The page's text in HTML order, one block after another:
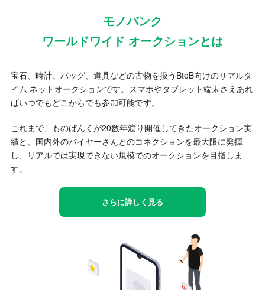
モノバンク
ワールドワイド オークションとは
宝石、時計、バッグ、道具などの古物を扱うBtoB向けのリアルタ
イム ネットオークションです。スマホやタブレット端末さえあれ
ばいつでもどこからでも参加可能です。
これまで、ものばんくが20数年渡り開催してきたオークション実
績と、国内外のバイヤーさんとのコネクションを最大限に発揮
し、リアルでは実現できない規模でのオークションを目指しま
す。
さらに詳しく見る